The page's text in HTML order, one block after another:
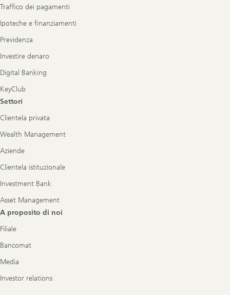
Traffico dei pagamenti
Ipoteche e finanziamenti
Previdenza
Investire denaro
Digital Banking
KeyClub
Settori
Clientela privata
Wealth Management
Aziende
Clientela istituzionale
Investment Bank
Asset Management
A proposito di noi
Filiale
Bancomat
Media
Investor relations